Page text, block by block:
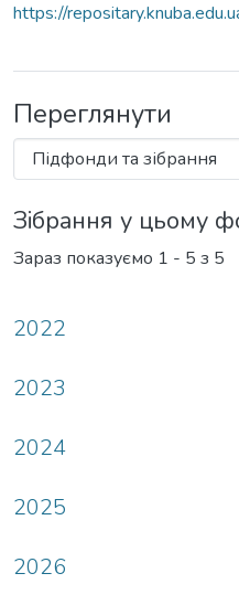
https://
Переглянути
Зібрання у цьому
Зараз показуємо 1 - 5 з 5
2022
2023
2024
2025
2026